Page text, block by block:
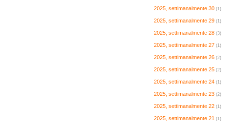
2025, settimanalmente 30 (1)
2025, settimanalmente 29 (1)
2025, settimanalmente 28 (3)
2025, settimanalmente 27 (1)
2025, settimanalmente 26 (2)
2025, settimanalmente 25 (2)
2025, settimanalmente 24 (1)
2025, settimanalmente 23 (2)
2025, settimanalmente 22 (1)
2025, settimanalmente 21 (1)